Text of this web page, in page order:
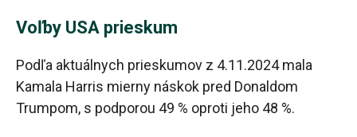
Voľby USA prieskum
Podľa aktuálnych prieskumov z 4.11.2024 mala
Kamala Harris mierny náskok pred Donaldom
Trumpom, s podporou 49 % oproti jeho 48 %.